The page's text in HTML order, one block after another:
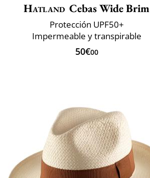
Hatland Cebas Wide Brim
Protección UPF50+
Impermeable y transpirable
50€00